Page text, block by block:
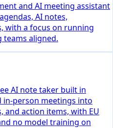
and AI meeting assistant
AI notes,
with a focus on running
teams aligned.
AI note taker built in
person meetings into
action items, with EU
no model training on